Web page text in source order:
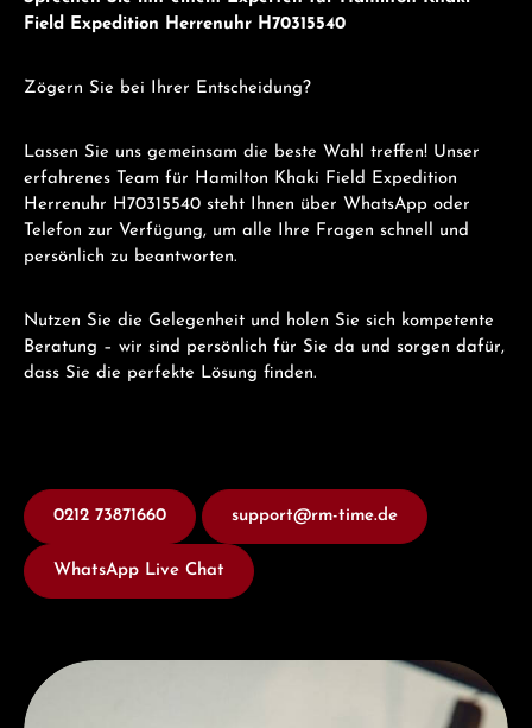
Field Expedition Herrenuhr H70315540
Zögern Sie bei Ihrer Entscheidung?
Lassen Sie uns gemeinsam die beste Wahl treffen! Unser
erfahrenes Team für Hamilton Khaki Field Expedition
Herrenuhr H70315540 steht Ihnen über WhatsApp oder
Telefon zur Verfügung, um alle Ihre Fragen schnell und
persönlich zu beantworten.
Nutzen Sie die Gelegenheit und holen Sie sich kompetente
Beratung – wir sind persönlich für Sie da und sorgen dafür,
dass Sie die perfekte Lösung finden.
0212 73871660 support@rm-time.de
WhatsApp Live Chat
Entdecken Sie Hamilton